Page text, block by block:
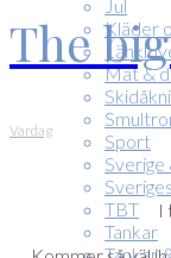
Jul
Kläder
Mat &
Sport
Sverige
TBT
Tankar
The
Vardag
I